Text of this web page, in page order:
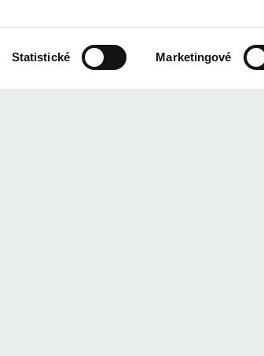
Statistické Marketingové